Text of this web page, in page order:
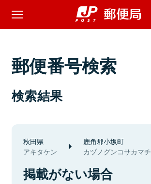
郵便番号検索
検索結果
秋田県
アキタケン
鹿角郡小坂町
カヅノグンコサカマチ
掲載がない場合